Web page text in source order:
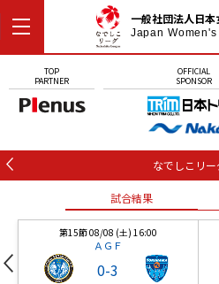
一般社団法人日
Japan
TOP
PARTNER
OFFICIAL
SPONSOR
なでしこリ
試合結果
第15節 08/08 (土) 16:00
ＡＧＦ
0-3